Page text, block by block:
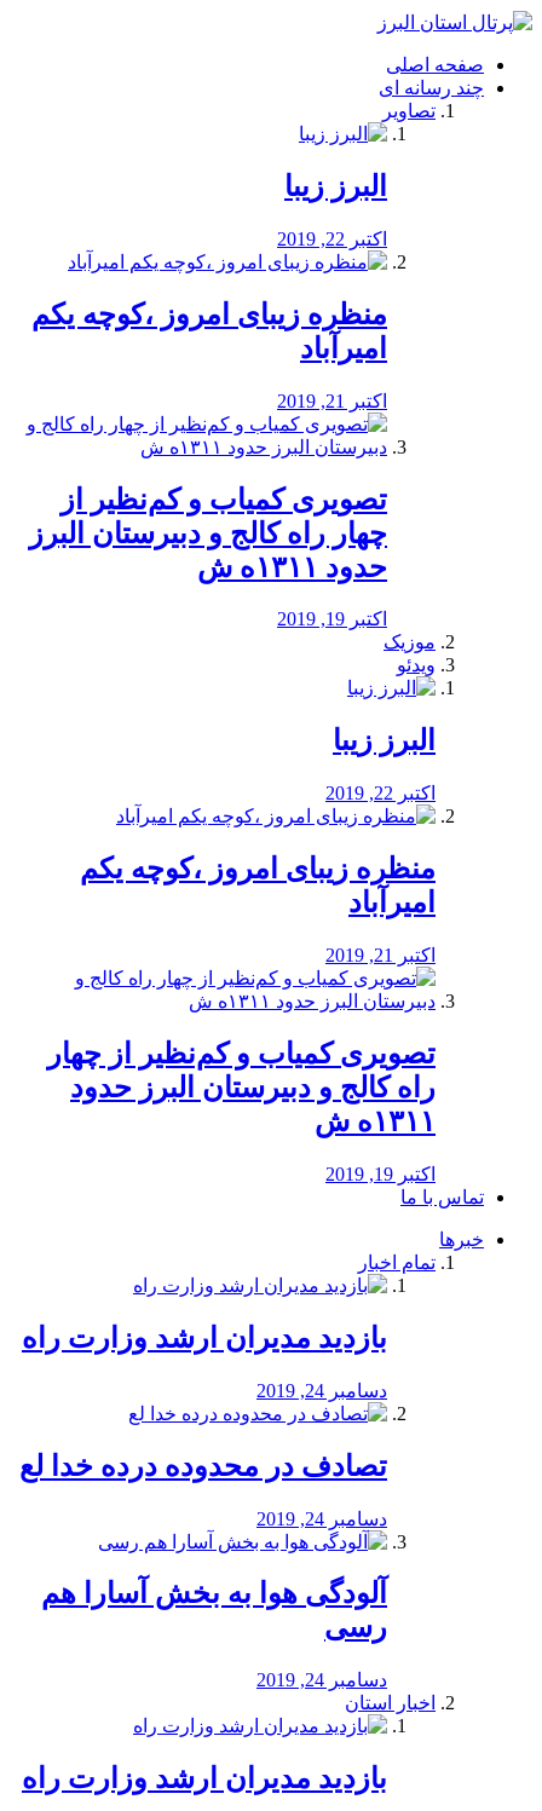
فصد
شرق
تهران
خشکشویی
صفحه اصلی
چند رسانه ای
تصاویر
البرز زیبا
اکتبر 22, 2019
منظره‌‌ زیبای امروز ،کوچه یکم
امیرآباد
اکتبر 21, 2019
️تصویری کمیاب و کم‌نظیر از
چهار راه كالج و دبيرستان البرز
حدود ۱۳۱۱ه ش
اکتبر 19, 2019
موزیک
ویدئو
البرز زیبا
اکتبر 22, 2019
منظره‌‌ زیبای امروز ،کوچه یکم
امیرآباد
اکتبر 21, 2019
️تصویری کمیاب و کم‌نظیر از چهار
راه كالج و دبيرستان البرز حدود
۱۳۱۱ه ش
اکتبر 19, 2019
تماس با ما
خبرها
تمام اخبار
بازدید مدیران ارشد وزارت راه
دسامبر 24, 2019
تصادف در محدوده درده خدا لع
دسامبر 24, 2019
آلودگی هوا به بخش آسارا هم
رسی
دسامبر 24, 2019
اخبار استان
بازدید مدیران ارشد وزارت راه